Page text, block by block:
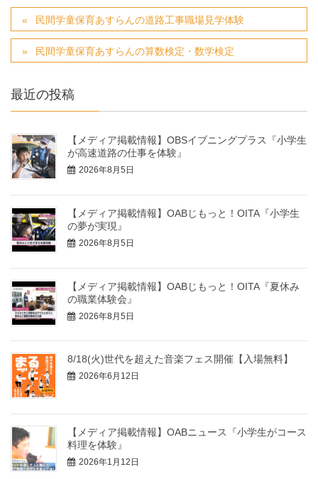
民間学童保育あすらんの道路工事職場見学体験
民間学童保育あすらんの算数検定・数学検定
最近の投稿
【メディア掲載情報】OBSイブニングプラス『小学生
が高速道路の仕事を体験』
2026年8月5日
【メディア掲載情報】OABじもっと！OITA『小学生
の夢が実現』
2026年8月5日
【メディア掲載情報】OABじもっと！OITA『夏休み
の職業体験会』
2026年8月5日
8/18(火)世代を超えた音楽フェス開催【入場無料】
2026年6月12日
【メディア掲載情報】OABニュース『小学生がコース
料理を体験』
2026年1月12日